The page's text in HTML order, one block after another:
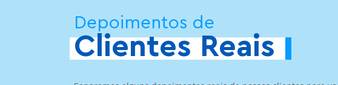
Depoimentos de
Clientes Reais